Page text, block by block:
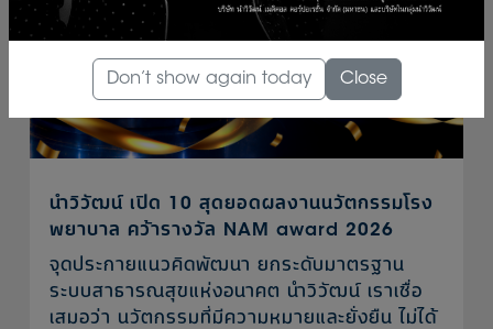
นำวิวัฒน์ เปิด 10 สุดยอดผลงานนวัตกรรมโรง
พยาบาล คว้ารางวัล NAM award 2026
จุดประกายแนวคิดพัฒนา ยกระดับมาตรฐาน
ระบบสาธารณสุขแห่งอนาคต นำวิวัฒน์ เราเชื่อ
เสมอว่า นวัตกรรมที่มีความหมายและยั่งยืน ไม่ได้
Don’t show again today Close